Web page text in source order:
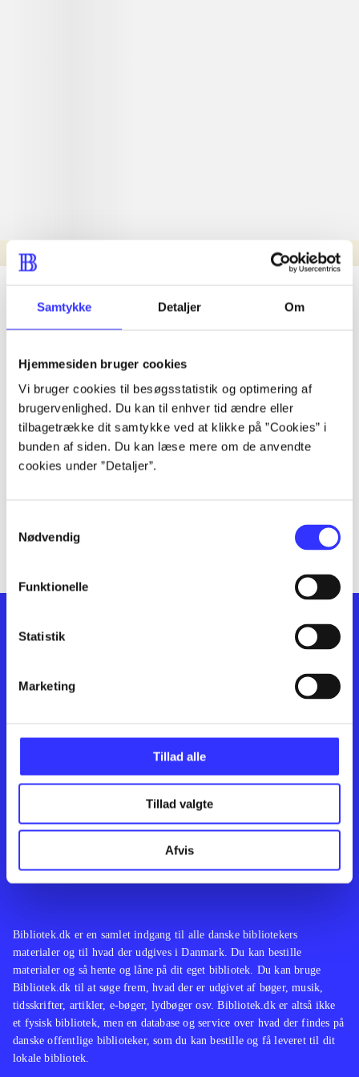
Samtykke Detaljer Om
Hjemmesiden bruger cookies
Vi bruger cookies til besøgsstatistik og optimering af
brugervenlighed. Du kan til enhver tid ændre eller
tilbagetrække dit samtykke ved at klikke på ”Cookies” i
bunden af siden. Du kan læse mere om de anvendte
cookies under ”Detaljer”.
Nødvendig
Funktionelle
Statistik
Marketing
Tillad alle
Tillad valgte
Afvis
Nyhed
lorem ipsum dolor sit amet ...
lorem ipsum dolor sit amet ...
lorem ipsum dolor sit amet ...
lorem ipsum dolor sit amet ...
lorem ipsum dolor sit amet ...
lorem ipsum dolor sit amet ...
lorem ipsum dolor sit amet ...
Feedback
Bibliotek.dk er en samlet indgang til alle danske bibliotekers
materialer og til hvad der udgives i Danmark. Du kan bestille
materialer og så hente og låne på dit eget bibliotek. Du kan bruge
Bibliotek.dk til at søge frem, hvad der er udgivet af bøger, musik,
tidsskrifter, artikler, e-bøger, lydbøger osv. Bibliotek.dk er altså ikke
et fysisk bibliotek, men en database og service over hvad der findes på
danske offentlige biblioteker, som du kan bestille og få leveret til dit
lokale bibliotek.
Kontakt os
English
Artikler
Film
Musik
Noder